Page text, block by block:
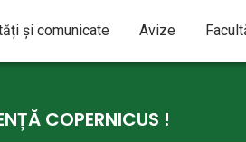
și comunicate Avize
COPERNICUS !